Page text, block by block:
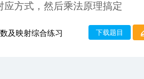
应方式，然后乘法原理搞定
及映射综合练习 下载题目